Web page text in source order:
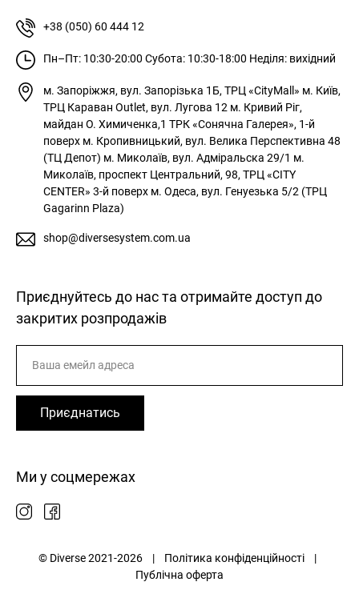
+38 (050) 60 444 12
Пн–Пт: 10:30-20:00 Субота: 10:30-18:00 Неділя: вихідний
м. Запоріжжя, вул. Запорізька 1Б, ТРЦ «CityMall» м. Київ,
ТРЦ Караван Outlet, вул. Лугова 12 м. Кривий Ріг,
майдан О. Химиченка,1 ТРК «Сонячна Галерея», 1-й
поверх м. Кропивницький, вул. Велика Перспективна 48
(ТЦ Депот) м. Миколаїв, вул. Адміральска 29/1 м.
Миколаїв, проспект Центральний, 98, ТРЦ «CITY
CENTER» 3-й поверх м. Одеса, вул. Генуезька 5/2 (ТРЦ
Gagarinn Plaza)
shop@diversesystem.com.ua
Приєднуйтесь до нас та отримайте доступ до
закритих розпродажів
Приєднатись
Ми у соцмережах
© Diverse 2021-2026 | Політика конфіденційності|
Публічна оферта
Зареєструватись
Privacy Policy
Register
Увійти